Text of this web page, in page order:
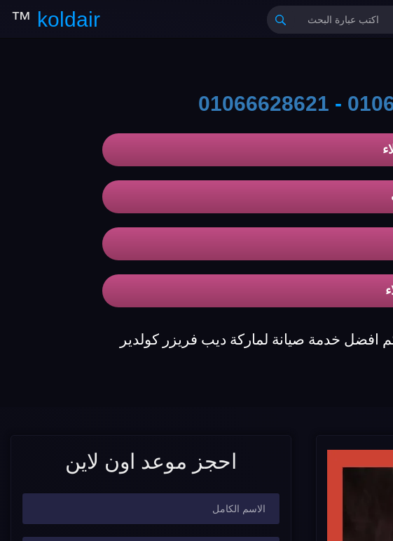
koldair
™
-
01066628621
افضل خدمة صيانة لماركة ديب فريزر كولدير
احجز موعد اون لاين